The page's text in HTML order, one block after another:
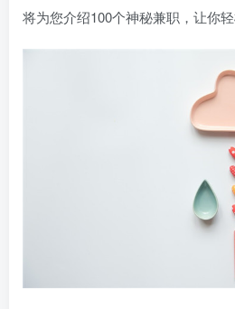
将为您介绍100个神秘兼职，让你